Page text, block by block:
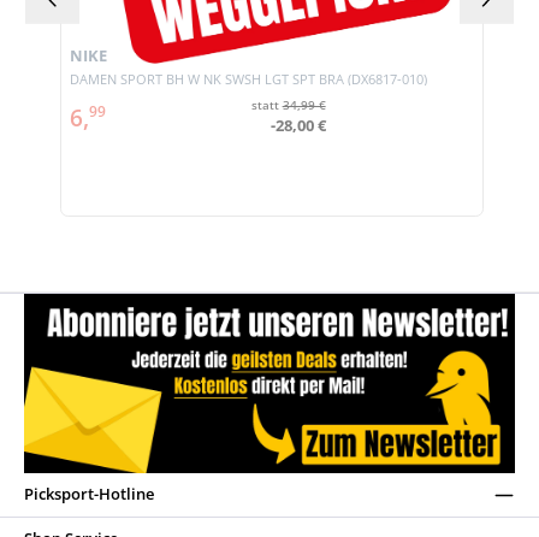
DAMEN SPORT BH W NK SWSH LGT SPT BRA (DX6817-010)
NIKE
6,99 statt34,99 €
-28,00 €
Picksport-Hotline